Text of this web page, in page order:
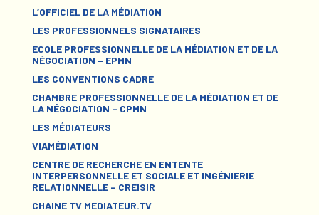
L’OFFICIEL DE LA MÉDIATION
LES PROFESSIONNELS SIGNATAIRES
ECOLE PROFESSIONNELLE DE LA MÉDIATION ET DE LA
NÉGOCIATION – EPMN
LES CONVENTIONS CADRE
CHAMBRE PROFESSIONNELLE DE LA MÉDIATION ET DE
LA NÉGOCIATION – CPMN
LES MÉDIATEURS
VIAMÉDIATION
CENTRE DE RECHERCHE EN ENTENTE
INTERPERSONNELLE ET SOCIALE ET INGÉNIERIE
RELATIONNELLE – CREISIR
CHAINE TV MEDIATEUR.TV